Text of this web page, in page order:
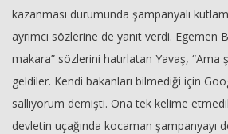
kazanması durumunda şampanyalı
ayrımcı sözlerine de yanıt verdi. Egemen
makara” sözlerini hatırlatan Yavaş, “Ama
geldiler. Kendi bakanları bilmediği için
sallıyorum demişti. Ona tek kelime
devletin uçağında kocaman şampanyayı